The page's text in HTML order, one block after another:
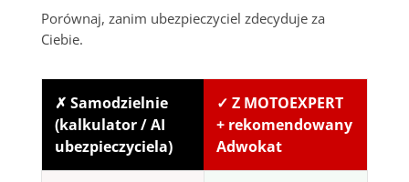
Porównaj, zanim ubezpieczyciel zdecyduje za
Ciebie.
✗ Samodzielnie
(kalkulator / AI
ubezpieczyciela)
✓ Z MOTOEXPERT
+ rekomendowany
Adwokat